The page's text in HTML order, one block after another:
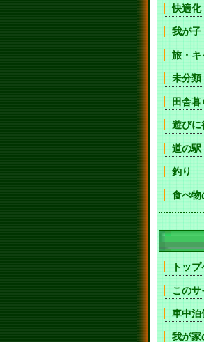
快適化
我が子
旅・キ
未分類
田舎
遊びに
道の駅
釣り
食べ物
トッ
このサ
車中泊
我が家